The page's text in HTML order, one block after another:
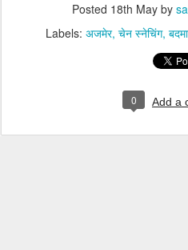
Posted 18th May by
Labels: अजमेर चेन स्नेचिंग
0 Add a